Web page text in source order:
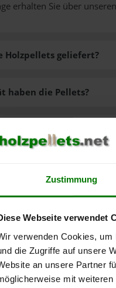
Zustimmung
Webseite verwendet
verwenden Cookies,
die Zugriffe auf unsere
an unsere Partner
mit
erhalten Sie über unseren
Holzpellets geliefert?
gibt es?
haben die Pellets?
Lieferzeit der Pellets?
APP
schon